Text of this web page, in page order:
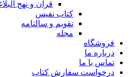
قرآن و نهج
کتاب نفیس
تقویم و سالنامه
مجله
فروشگاه
درباره ما
تماس با ما
درخواست سفارش کتاب